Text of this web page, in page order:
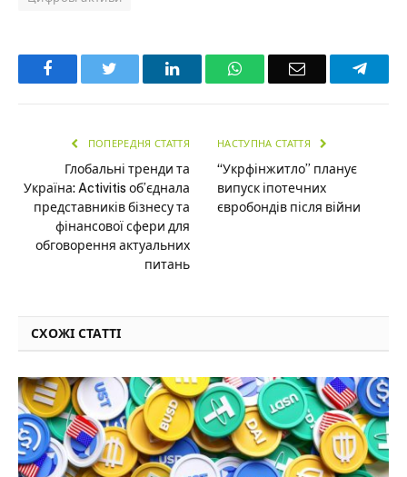
Facebook LinkedInWhatsAppEmail
ПОПЕРЕДНЯ СТАТТЯ
Глобальні тренди та
Україна: Activitis об’єднала
представників бізнесу та
фінансової сфери для
обговорення актуальних
питань
НАСТУПНА СТАТТЯ
“Укрфінжитло” планує
випуск іпотечних
євробондів після війни
СХОЖІ СТАТТІ